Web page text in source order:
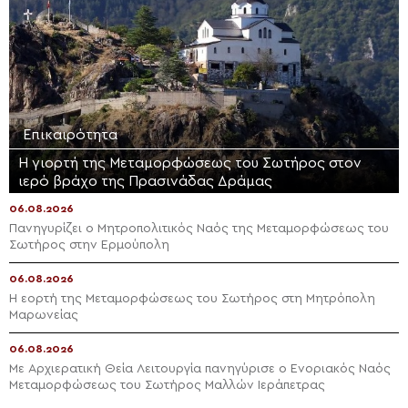
Επικαιρότητα
Η γιορτή της Μεταμορφώσεως του Σωτήρος στον
ιερό βράχο της Πρασινάδας Δράμας
06.08.2026
Πανηγυρίζει ο Μητροπολιτικός Ναός της Μεταμορφώσεως του
Σωτήρος στην Ερμούπολη
06.08.2026
Η εορτή της Μεταμορφώσεως του Σωτήρος στη Μητρόπολη
Μαρωνείας
06.08.2026
Με Αρχιερατική Θεία Λειτουργία πανηγύρισε ο Ενοριακός Ναός
Μεταμορφώσεως του Σωτήρος Μαλλών Ιεράπετρας